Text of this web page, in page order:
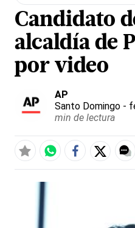
Candidato
alcaldía de
por video
AP
Santo Domingo -
min de lectura